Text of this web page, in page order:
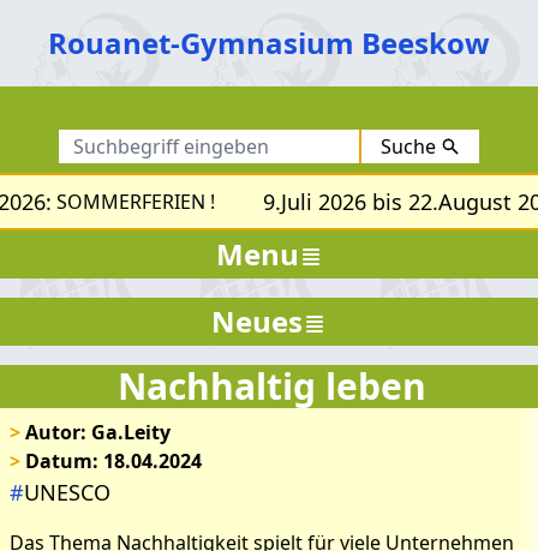
Rouanet-Gymnasium Beeskow
Suche
SOMMERFERIEN ! 9.Juli 2026 bis 22.August
Menu
Nachhaltig leben
>Autor: Ga.Leity
> Datum: 18.04.2024
#UNESCO
Das Thema Nachhaltigkeit spielt für viele Unternehmen
Neues